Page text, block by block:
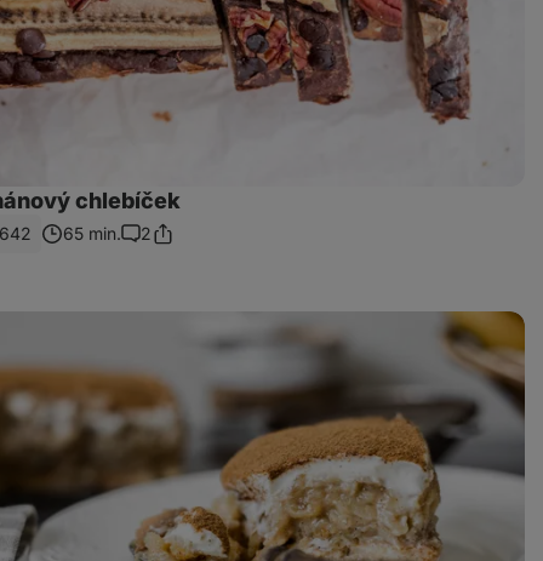
chlebíček
642 65 min.
Komentáře
2Sdílet